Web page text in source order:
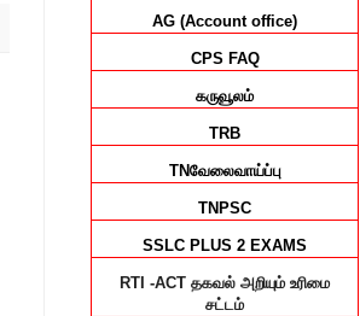
AG (Account office)
CPS FAQ
கருவூலம்
TRB
TNவேலைவாய்ப்பு
TNPSC
SSLC PLUS 2 EXAMS
RTI -ACT தகவல் அறியும் உரிமை
சட்டம்